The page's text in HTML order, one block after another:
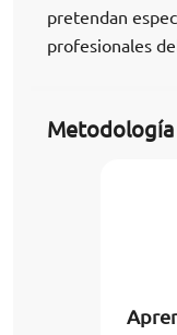
pretendan
profesionales
Metodología